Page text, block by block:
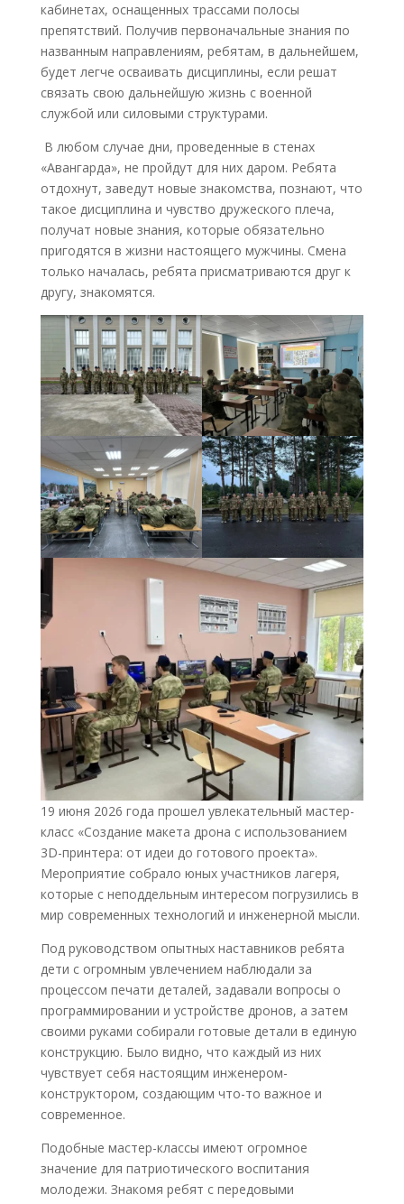
кабинетах, оснащенных трассами полосы
препятствий. Получив первоначальные знания по
названным направлениям, ребятам, в дальнейшем,
будет легче осваивать дисциплины, если решат
связать свою дальнейшую жизнь с военной
службой или силовыми структурами.
В любом случае дни, проведенные в стенах
«Авангарда», не пройдут для них даром. Ребята
отдохнут, заведут новые знакомства, познают, что
такое дисциплина и чувство дружеского плеча,
получат новые знания, которые обязательно
пригодятся в жизни настоящего мужчины. Смена
только началась, ребята присматриваются друг к
другу, знакомятся.
19 июня 2026 года прошел увлекательный мастер-
класс «Создание макета дрона с использованием
3D-принтера: от идеи до готового проекта».
Мероприятие собрало юных участников лагеря,
которые с неподдельным интересом погрузились в
мир современных технологий и инженерной мысли.
Под руководством опытных наставников ребята
дети с огромным увлечением наблюдали за
процессом печати деталей, задавали вопросы о
программировании и устройстве дронов, а затем
своими руками собирали готовые детали в единую
конструкцию. Было видно, что каждый из них
чувствует себя настоящим инженером-
конструктором, создающим что-то важное и
современное.
Подобные мастер-классы имеют огромное
значение для патриотического воспитания
молодежи. Знакомя ребят с передовыми